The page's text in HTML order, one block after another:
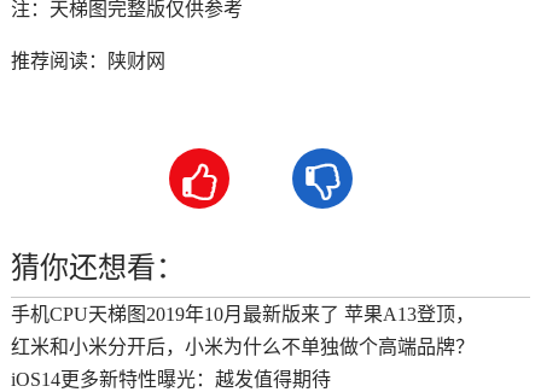
注：天梯图完整版仅供参考
推荐阅读： 陕财网
 
猜你还想看：
手机CPU天梯图2019年10月最新版来了 苹果A13登顶，
红米和小米分开后，小米为什么不单独做个高端品牌？
iOS14更多新特性曝光：越发值得期待